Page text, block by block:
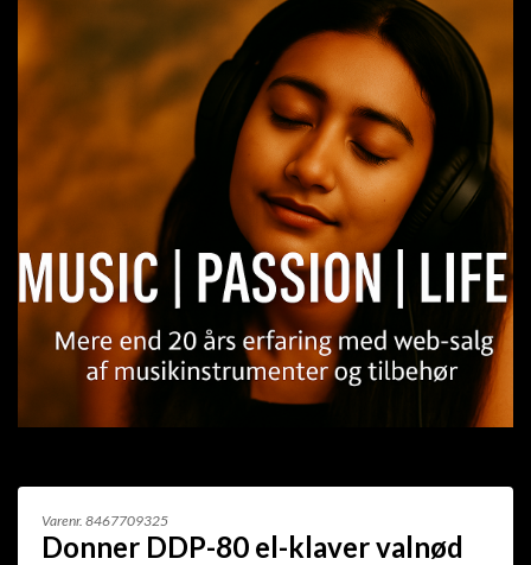
Varenr. 8467709325
Donner DDP-80 el-klaver valnød